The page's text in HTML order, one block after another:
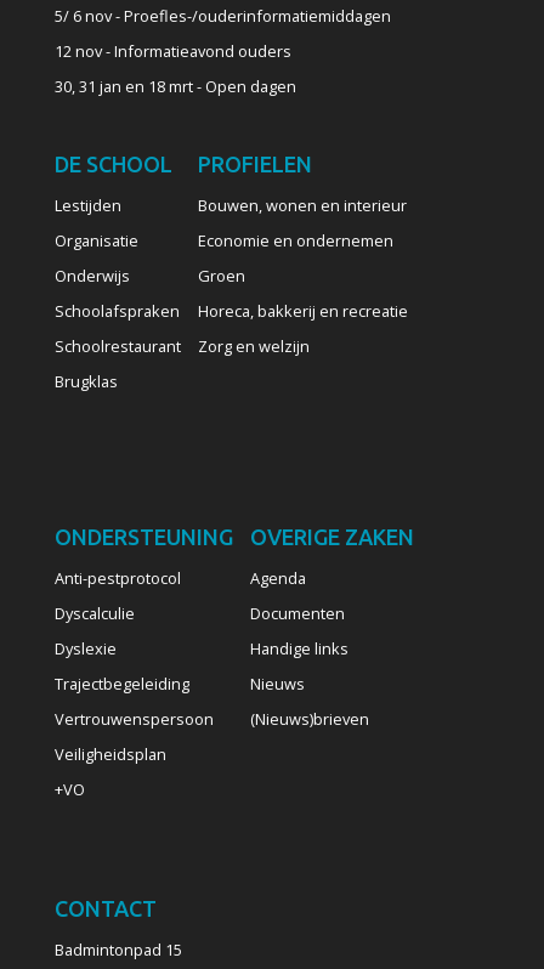
5/ 6 nov - Proefles-/ouderinformatiemiddagen
12 nov - Informatieavond ouders
30, 31 jan en 18 mrt - Open dagen
DE SCHOOL
Lestijden
Organisatie
Onderwijs
Schoolafspraken
Schoolrestaurant
Brugklas
PROFIELEN
Bouwen, wonen en interieur
Economie en ondernemen
Groen
Horeca, bakkerij en recreatie
Zorg en welzijn
ONDERSTEUNING
Anti-pestprotocol
Dyscalculie
Dyslexie
Trajectbegeleiding
Vertrouwenspersoon
Veiligheidsplan
+VO
OVERIGE ZAKEN
Agenda
Documenten
Handige links
Nieuws
(Nieuws)brieven
CONTACT
Badmintonpad 15